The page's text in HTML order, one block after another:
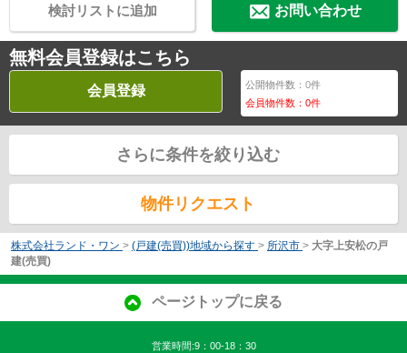
お問い合わせ
検討リストに追加
無料会員登録はこちら
会員登録 公開物件数：0件
会員物件数：0件
さらに条件を絞り込む
物件リクエスト
株式会社ランド・ワン > (戸建(売買))地域から探す > 所沢市 > 大字上安松の戸
建(売買)
ページトップに戻る
営業時間:9：00-18：30